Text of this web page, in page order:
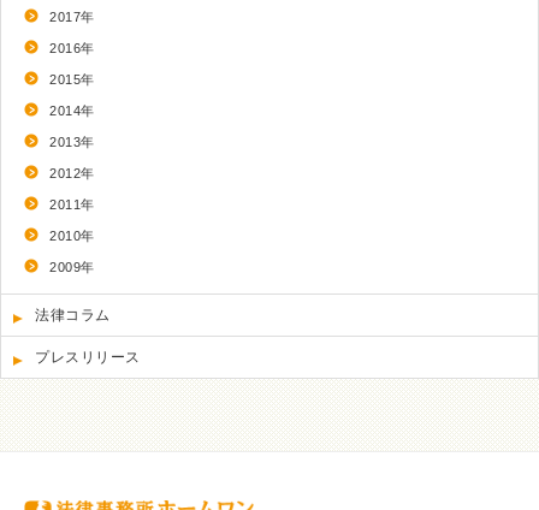
2017年
2016年
2015年
2014年
2013年
2012年
2011年
2010年
2009年
法律コラム
プレスリリース